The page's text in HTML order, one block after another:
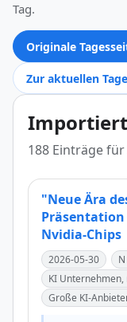
Tag.
Originale
Zur aktuellen
188 Einträge für
"Neue Ära
Nvidia-Chips
2026-05-30
KI
Große KI-